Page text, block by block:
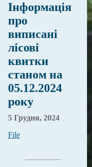
Інформація
про
виписані
лісові
квитки
станом на
05.12.2024
року
5 Грудня, 2024
File